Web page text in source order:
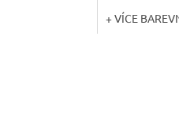
+ VÍCE